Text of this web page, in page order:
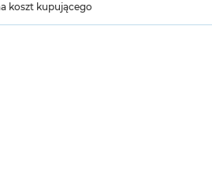
koszt kupującego